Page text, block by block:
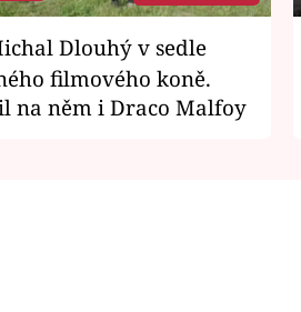
filmového koně.
na něm i Draco Malfoy